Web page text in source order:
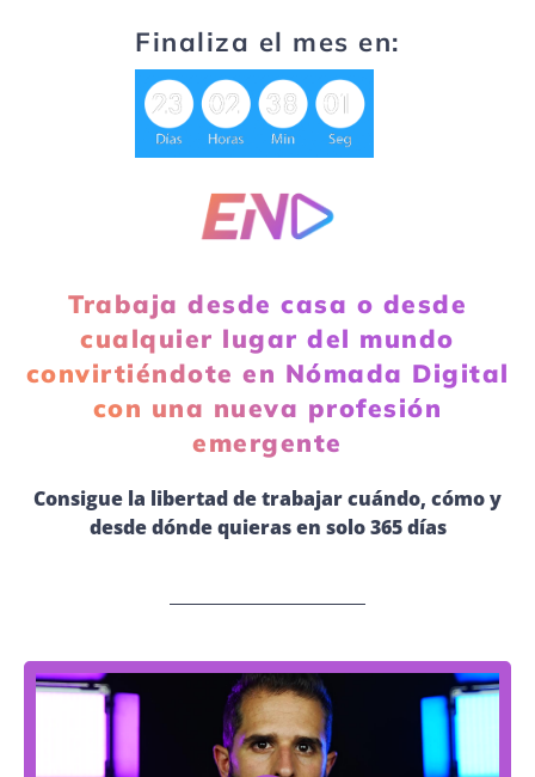
Finaliza el mes en:
Trabaja desde casa o desde
cualquier lugar del mundo
convirtiéndote en Nómada Digital
con una nueva profesión
emergente
Consigue la libertad de trabajar cuándo, cómo y
desde dónde quieras en solo 365 días